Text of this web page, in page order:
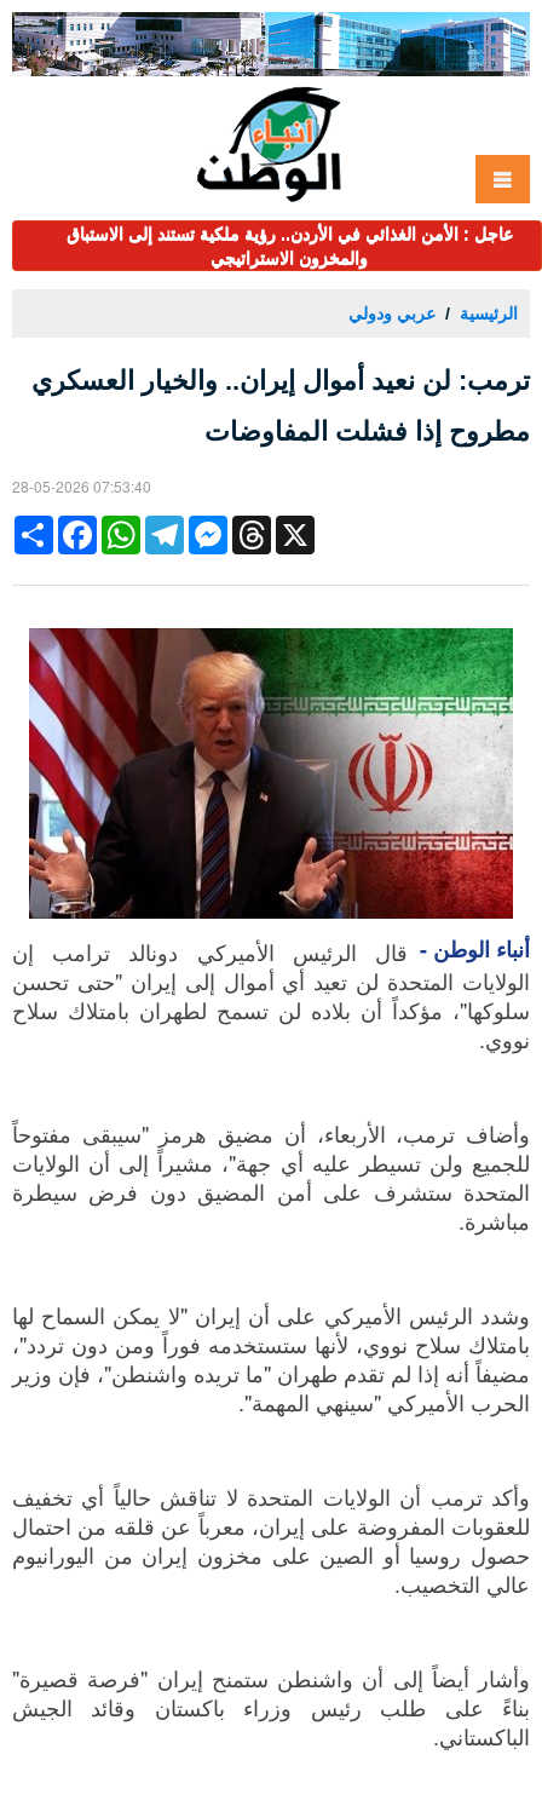
عاجل : الأمن الغذائي في الأردن.. رؤية ملكية تستند إلى الاستباق
والمخزون الاستراتيجي
الرئيسية عربي ودولي
ترمب: لن نعيد أموال إيران.. والخيار العسكري
مطروح إذا فشلت المفاوضات
28-05-2026 07:53:40
Share
FacebookWhatsAppTelegramMessengerThreads X
أنباء الوطن - قال الرئيس الأميركي دونالد ترامب إن
الولايات المتحدة لن تعيد أي أموال إلى إيران "حتى تحسن
سلوكها"، مؤكداً أن بلاده لن تسمح لطهران بامتلاك سلاح
نووي.
وأضاف ترمب، الأربعاء، أن مضيق هرمز "سيبقى مفتوحاً
للجميع ولن تسيطر عليه أي جهة"، مشيراً إلى أن الولايات
المتحدة ستشرف على أمن المضيق دون فرض سيطرة
مباشرة.
وشدد الرئيس الأميركي على أن إيران "لا يمكن السماح لها
بامتلاك سلاح نووي، لأنها ستستخدمه فوراً ومن دون تردد"،
مضيفاً أنه إذا لم تقدم طهران "ما تريده واشنطن"، فإن وزير
الحرب الأميركي "سينهي المهمة".
وأكد ترمب أن الولايات المتحدة لا تناقش حالياً أي تخفيف
للعقوبات المفروضة على إيران، معرباً عن قلقه من احتمال
حصول روسيا أو الصين على مخزون إيران من اليورانيوم
عالي التخصيب.
وأشار أيضاً إلى أن واشنطن ستمنح إيران "فرصة قصيرة"
بناءً على طلب رئيس وزراء باكستان وقائد الجيش
الباكستاني.